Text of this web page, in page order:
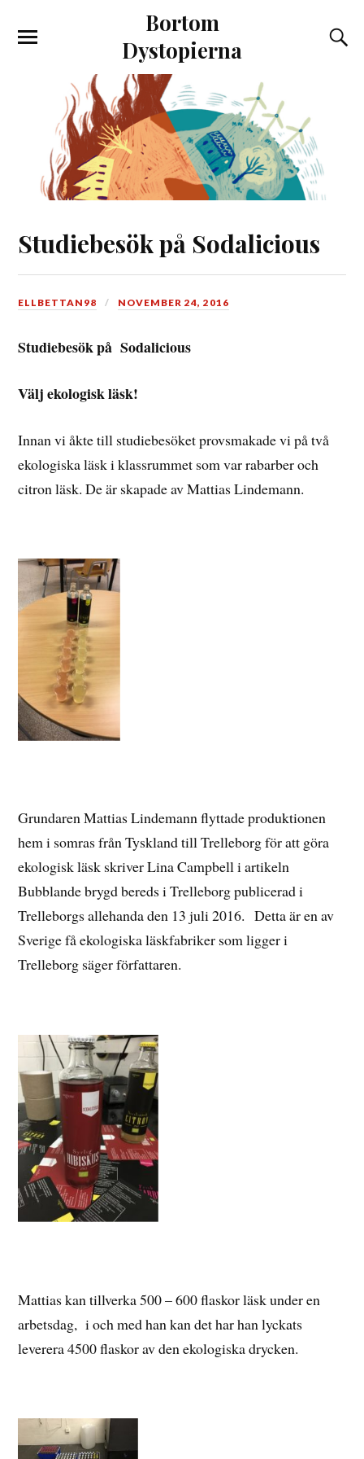
Bortom
Dystopierna
Studiebesök på Sodalicious
ELLBETTAN98 NOVEMBER 24, 2016
Studiebesök på Sodalicious
Välj ekologisk läsk!
Innan vi åkte till studiebesöket provsmakade vi på två
ekologiska läsk i klassrummet som var rabarber och
citron läsk. De är skapade av Mattias Lindemann.
Grundaren Mattias Lindemann flyttade produktionen
hem i somras från Tyskland till Trelleborg för att göra
ekologisk läsk skriver Lina Campbell i artikeln
Bubblande brygd bereds i Trelleborg publicerad i
Trelleborgs allehanda den 13 juli 2016. Detta är en av
Sverige få ekologiska läskfabriker som ligger i
Trelleborg säger författaren.
Mattias kan tillverka 500 – 600 flaskor läsk under en
arbetsdag, i och med han kan det har han lyckats
leverera 4500 flaskor av den ekologiska drycken.